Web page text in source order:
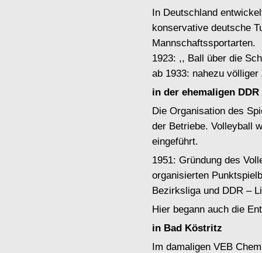
In Deutschland
konservative
Mannschaftssportarten.
1923: ,, Ball über die
ab 1933: nahezu
in der ehemaligen DDR
Die Organisation des
der Betriebe. Volleyball
eingeführt.
1951: Gründung des
organisierten
Bezirksliga und DDR –
Hier begann auch die
in Bad Köstritz
Im damaligen VEB